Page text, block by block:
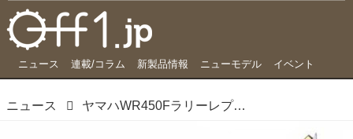
ニュース 連載/コラム 新製品情報 ニューモデル イベント
ニュース ヤマハWR450Fラリーレプリカ販売、ダカールラリーサポートパッケージも